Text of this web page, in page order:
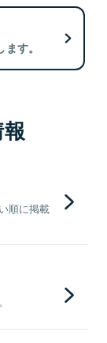
す。
順に掲載